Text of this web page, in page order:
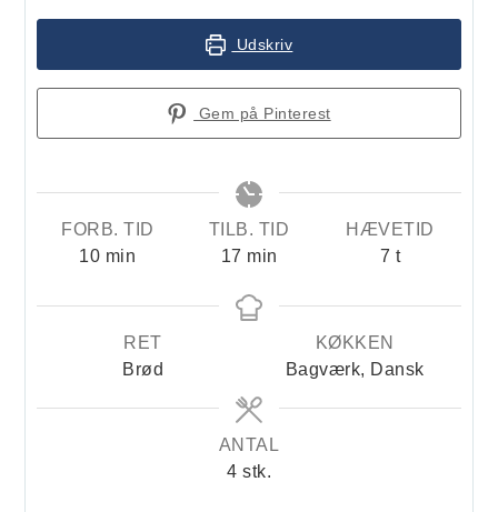
Udskriv
Gem på Pinterest
FORB. TID
10minutter
min
TILB. TID
17 minutter
min
HÆVETID
7 timer
t
RET
Brød
KØKKEN
Bagværk, Dansk
ANTAL
4 stk.